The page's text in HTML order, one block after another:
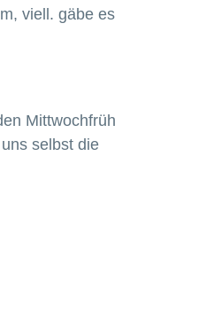
viell. gäbe es
Mittwochfrüh
selbst die